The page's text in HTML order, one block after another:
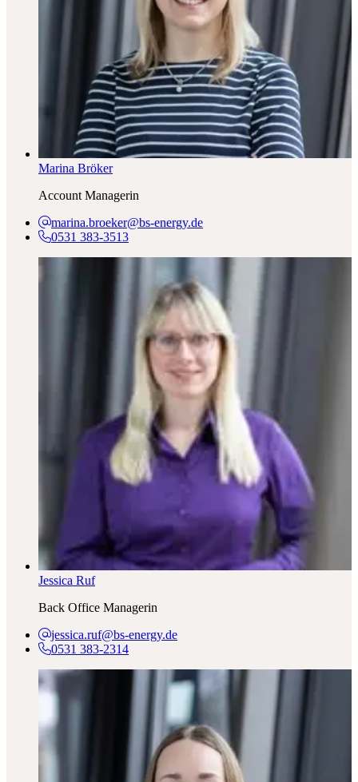
Marina Bröker
Account Managerin
marina.broeker@bs-energy.de
0531 383-3513
Jessica Ruf
Back Office Managerin
jessica.ruf@bs-energy.de
0531 383-2314